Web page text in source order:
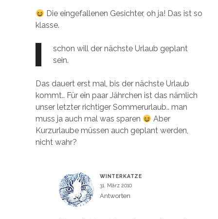
Die eingefallenen Gesichter, oh ja! Das ist so
klasse.
schon will der nächste Urlaub geplant
sein.
Das dauert erst mal, bis der nächste Urlaub
kommt.. Für ein paar Jährchen ist das nämlich
unser letzter richtiger Sommerurlaub.. man
muss ja auch mal was sparen
Aber
Kurzurlaube müssen auch geplant werden,
nicht wahr?
WINTERKATZE
31. März 2010
Antworten